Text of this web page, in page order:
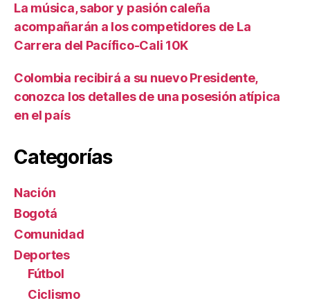
La música, sabor y pasión caleña
acompañarán a los competidores de La
Carrera del Pacífico-Cali 10K
Colombia recibirá a su nuevo Presidente,
conozca los detalles de una posesión atípica
en el país
Categorías
Nación
Bogotá
Comunidad
Deportes
Fútbol
Ciclismo